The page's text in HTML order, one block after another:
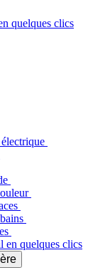
quelques clics
en quelques clics